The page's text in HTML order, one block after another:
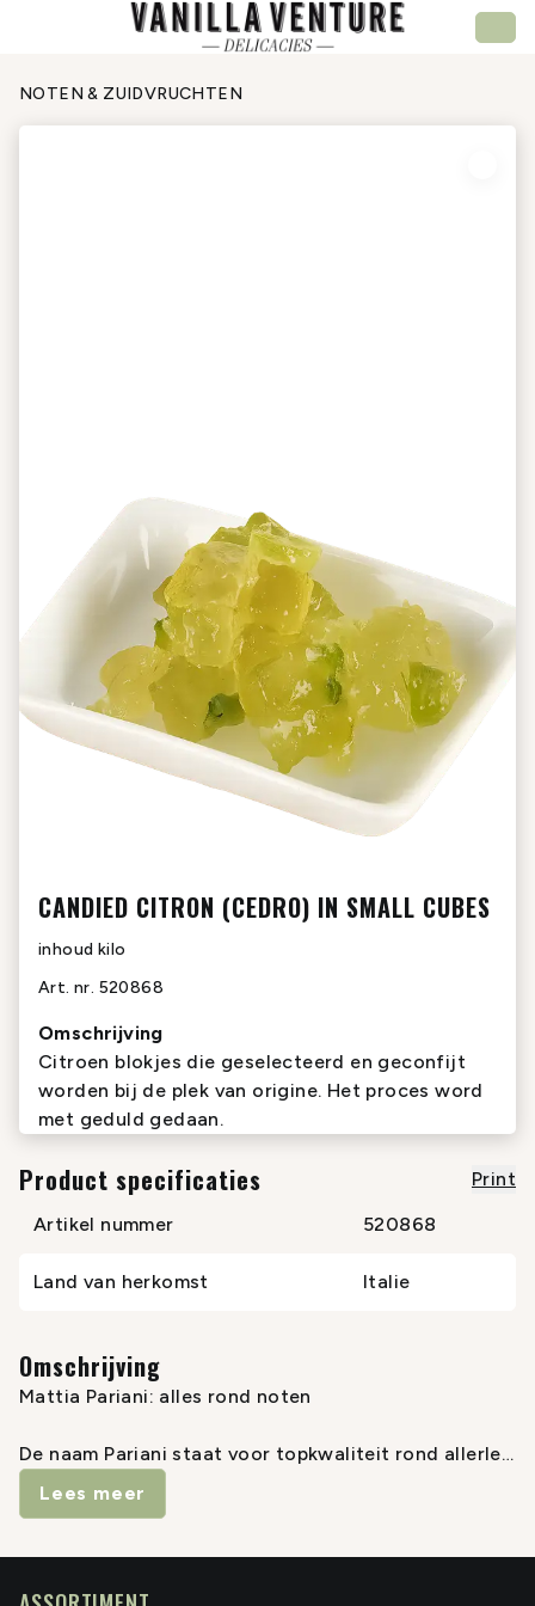
NOTEN & ZUIDVRUCHTEN
CANDIED CITRON (CEDRO) IN SMALL CUBES
inhoud kilo
Art. nr. 520868
Omschrijving
Citroen blokjes die geselecteerd en geconfijt
worden bij de plek van origine. Het proces word
met geduld gedaan.
Product specificaties
Print
Artikel nummer
520868
Land van herkomst Italie
Omschrijving
Mattia Pariani: alles rond noten
De naam Pariani staat voor topkwaliteit rond allerlei
Italiaanse noten. Rond het jaar 2000 begon Mattia
Pariani zich te specialiseren in de verwerking van
walnoten (uit Veneto), Toscaanse pijnboompitten,
Lees meer